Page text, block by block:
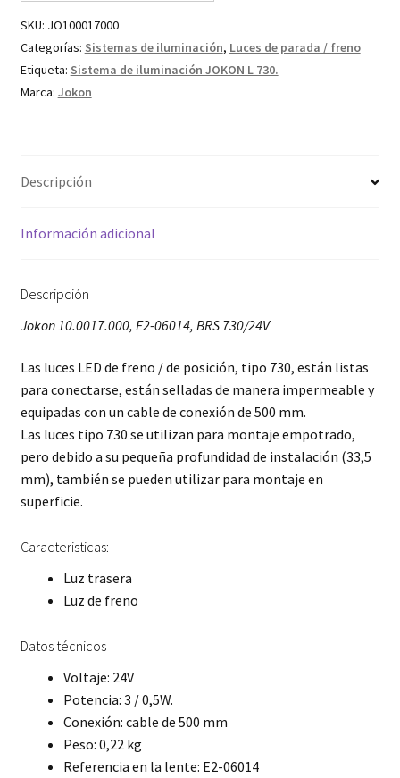
SKU: JO100017000
Categorías: Sistemas de iluminación, Luces de parada / freno
Etiqueta: Sistema de iluminación JOKON L 730.
Marca: Jokon
Descripción
Información adicional
Descripción
Jokon 10.0017.000, E2-06014, BRS 730/24V
Las luces LED de freno / de posición, tipo 730, están listas
para conectarse, están selladas de manera impermeable y
equipadas con un cable de conexión de 500 mm.
Las luces tipo 730 se utilizan para montaje empotrado,
pero debido a su pequeña profundidad de instalación (33,5
mm), también se pueden utilizar para montaje en
superficie.
Caracteristicas:
Luz trasera
Luz de freno
Datos técnicos
Voltaje: 24V
Potencia: 3 / 0,5W.
Conexión: cable de 500 mm
Peso: 0,22 kg
Referencia en la lente: E2-06014